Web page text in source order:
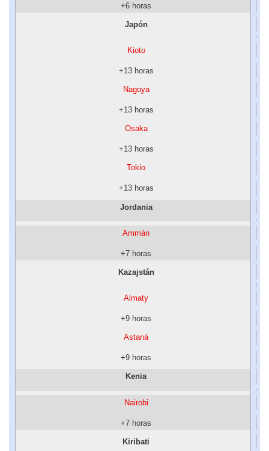
+6 horas
Japón
Kioto
+13 horas
Nagoya
+13 horas
Osaka
+13 horas
Tokio
+13 horas
Jordania
Ammán
+7 horas
Kazajstán
Almaty
+9 horas
Astaná
+9 horas
Kenia
Nairobi
+7 horas
Kiribati